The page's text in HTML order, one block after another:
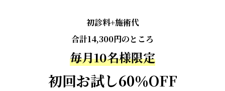
初診料+施術代
合計14,300円のところ
毎月10名様限定
初回お試し60％OFF